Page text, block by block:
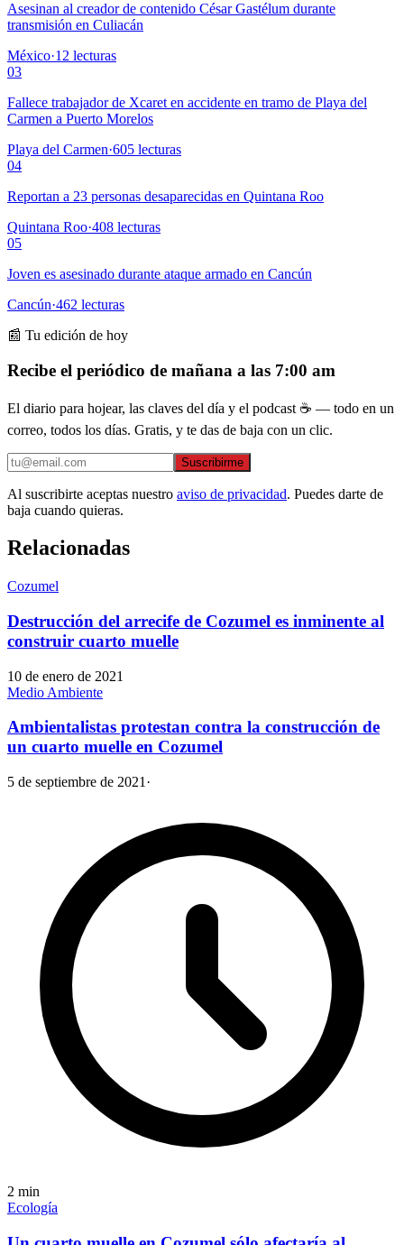
Asesinan al creador de contenido César Gastélum durante
transmisión en Culiacán
México·12 lecturas
03
Fallece trabajador de Xcaret en accidente en tramo de Playa del
Carmen a Puerto Morelos
Playa del Carmen·605 lecturas
04
Reportan a 23 personas desaparecidas en Quintana Roo
Quintana Roo·408 lecturas
05
Joven es asesinado durante ataque armado en Cancún
Cancún·462 lecturas
📰 Tu edición de hoy
Recibe el periódico de mañana a las 7:00 am
El diario para hojear, las claves del día y el podcast ☕ — todo en un
correo, todos los días. Gratis, y te das de baja con un clic.
Suscribirme
Al suscribirte aceptas nuestro aviso de privacidad. Puedes darte de
baja cuando quieras.
Relacionadas
Cozumel
Destrucción del arrecife de Cozumel es inminente al
construir cuarto muelle
10 de enero de 2021
Medio Ambiente
Ambientalistas protestan contra la construcción de
un cuarto muelle en Cozumel
5 de septiembre de 2021 ·
2 min
Ecología